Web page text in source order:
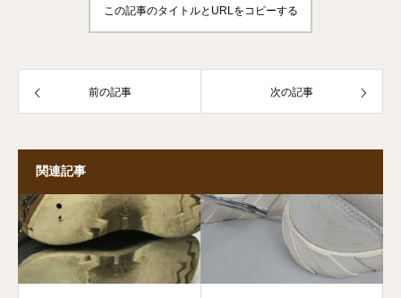
この記事のタイトルとURLをコピーする
前の記事 次の記事
関連記事